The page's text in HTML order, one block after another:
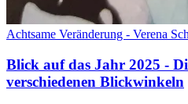
Achtsame Veränderung - Verena
Blick auf das Jahr 2025 -
verschiedenen Blickwinkeln